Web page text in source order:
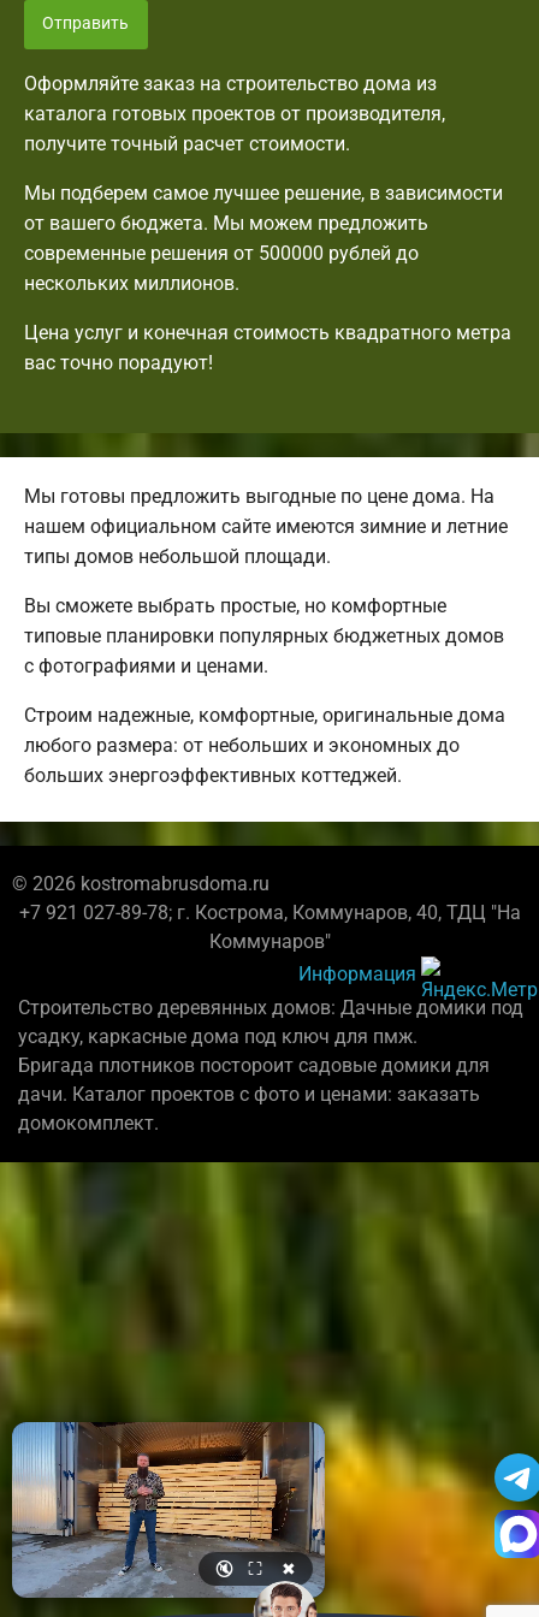
Отправить
Оформляйте заказ на строительство дома из
каталога готовых проектов от производителя,
получите точный расчет стоимости.
Мы подберем самое лучшее решение, в зависимости
от вашего бюджета. Мы можем предложить
современные решения от 500000 рублей до
нескольких миллионов.
Цена услуг и конечная стоимость квадратного метра
вас точно порадуют!
Мы готовы предложить выгодные по цене дома. На
нашем официальном сайте имеются зимние и летние
типы домов небольшой площади.
Вы сможете выбрать простые, но комфортные
типовые планировки популярных бюджетных домов
с фотографиями и ценами.
Строим надежные, комфортные, оригинальные дома
любого размера: от небольших и экономных до
больших энергоэффективных коттеджей.
© 2026 kostromabrusdoma.ru
+7 921 027-89-78; г. Кострома, Коммунаров, 40, ТДЦ "На
Коммунаров"
Информация
Строительство деревянных домов: Дачные домики под
усадку, каркасные дома под ключ для пмж.
Бригада плотников постороит садовые домики для
дачи. Каталог проектов с фото и ценами: заказать
домокомплект.
🔇 ⛶ ✖